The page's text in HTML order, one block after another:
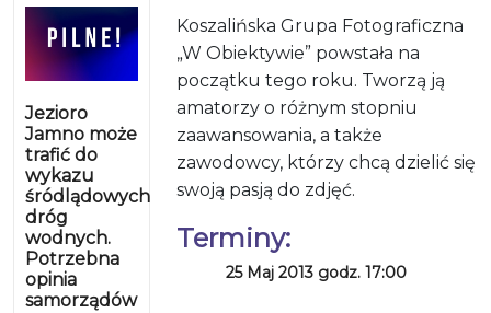
Jezioro
Jamno może
trafić do
wykazu
śródlądowych
dróg
wodnych.
Potrzebna
opinia
samorządów
Koszalińska Grupa Fotograficzna
„W Obiektywie” powstała na
początku tego roku. Tworzą ją
amatorzy o różnym stopniu
zaawansowania, a także
zawodowcy, którzy chcą dzielić się
swoją pasją do zdjęć.
Terminy:
25 Maj 2013 godz. 17:00